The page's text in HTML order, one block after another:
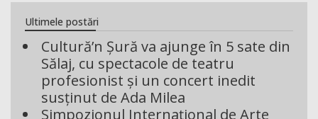
Ultimele postări
Cultură’n Șură va ajunge în 5 sate din
Sălaj, cu spectacole de teatru
profesionist și un concert inedit
susținut de Ada Milea
Simpozionul Internațional de Arte